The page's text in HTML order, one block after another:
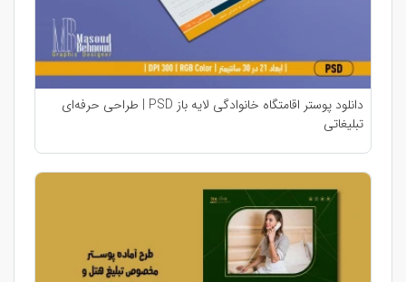
دانلود پوستر اقامتگاه خانوادگی لایه باز PSD | طراحی حرفه‌ای
تبلیغاتی